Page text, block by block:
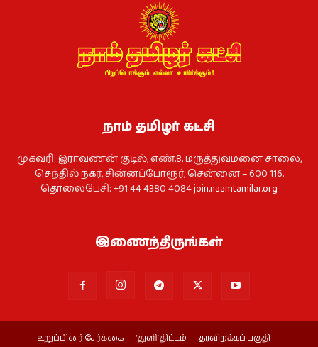
நாம் தமிழர் கட்சி
முகவரி: இராவணன் குடில், எண்.8. மருத்துவமனை சாலை,
செந்தில் நகர், சின்னப்போரூர், சென்னை – 600 116.
தொலைபேசி: +91 44 4380 4084join.naamtamilar.org
இணைந்திருங்கள்
உறுப்பினர் சேர்க்கை ‘துளி’ திட்டம்
தரவிறக்கப் பகுதி